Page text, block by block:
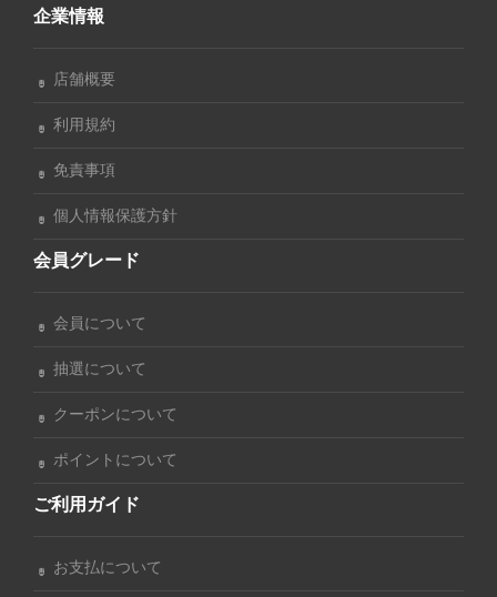
企業情報
店舗概要
利用規約
免責事項
個人情報保護方針
会員グレード
会員について
抽選について
クーポンについて
ポイントについて
ご利用ガイド
お支払について